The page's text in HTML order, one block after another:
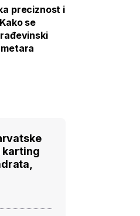
preciznost i
se
karting